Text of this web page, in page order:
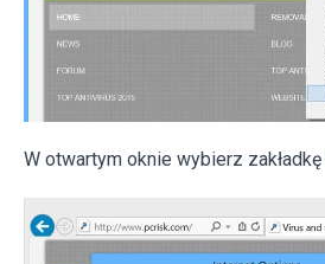
W otwartym oknie wybierz zakładkę